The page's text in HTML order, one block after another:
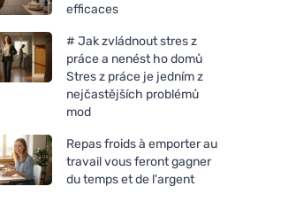
efficaces
# Jak zvládnout stres z
práce a nenést ho domů
Stres z práce je jedním z
nejčastějších problémů
mod
Repas froids à emporter au
travail vous feront gagner
du temps et de l'argent